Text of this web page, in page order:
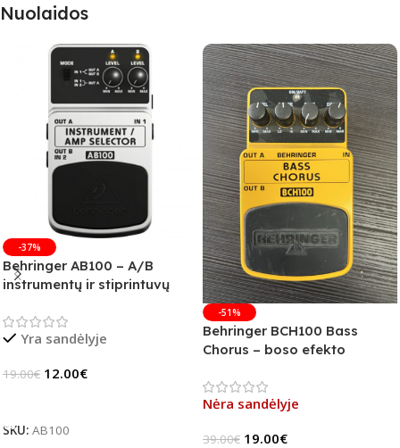
Nuolaidos
-37%
Behringer AB100 – A/B
instrumentų ir stiprintuvų
Yra sandėlyje
19.00€ 12.00€
SKU: AB100
-51%
Behringer BCH100 Bass
Chorus – boso efekto
Nėra sandėlyje
39.00€ 19.00€